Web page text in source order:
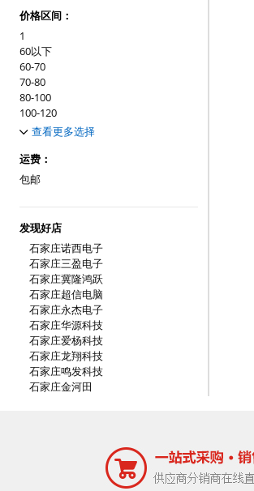
200W
220W
230W
235W
240W
250W
260W
270W
275W
285W
300W
330W
350W
400W
420W
430W
450W
460W
500W
520W
550W
600W
620W
价格区间：
1
60以下
60-70
70-80
80-100
100-120
120-150
200-300
300-600
600-1000
1000以上
查看更多选择
运费：
包邮
发现好店
石家庄诺西电子
石家庄三盈电子
石家庄冀隆鸿跃
石家庄超信电脑
石家庄永杰电子
石家庄华源科技
石家庄爱杨科技
石家庄龙翔科技
石家庄鸣发科技
石家庄金河田